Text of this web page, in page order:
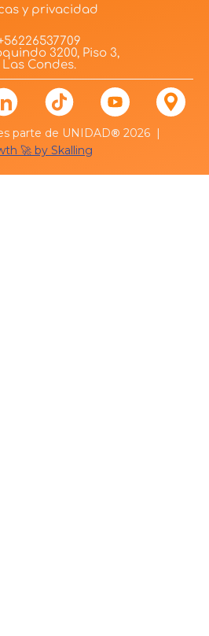
y privacidad
3200, Piso 3,
Las Condes.
parte de UNIDAD® 2026 |
🚀 by Skalling